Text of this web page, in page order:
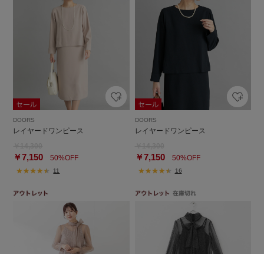
DOORS
レイヤードワンピース
￥7,150 50%OFF
11
DOORS
レイヤードワンピース
￥7,15050%OFF
16